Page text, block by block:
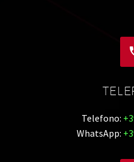
Telefono:
WhatsApp: